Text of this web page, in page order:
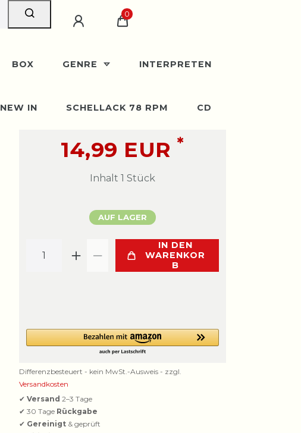
0
BOX GENRE INTERPRETEN
NEW IN SCHELLACK 78 RPM CD
14,99 EUR*
Inhalt 1 Stück
AUF LAGER
IN DEN
WARENKOR
B
Differenzbesteuert - kein MwSt.-Ausweis - zzgl.
Versandkosten
✔ Versand 2–3 Tage
✔ 30 Tage Rückgabe
✔ Gereinigt & geprüft